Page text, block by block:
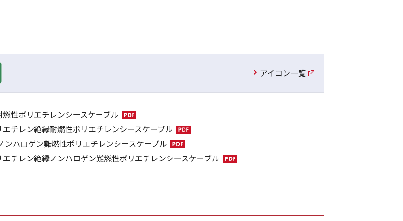
アイコン一覧
性ポリエチレンシースケーブル
チレン絶縁耐燃性ポリエチレンシースケーブル
ンハロゲン難燃性ポリエチレンシースケーブル
チレン絶縁ノンハロゲン難燃性ポリエチレンシースケーブル